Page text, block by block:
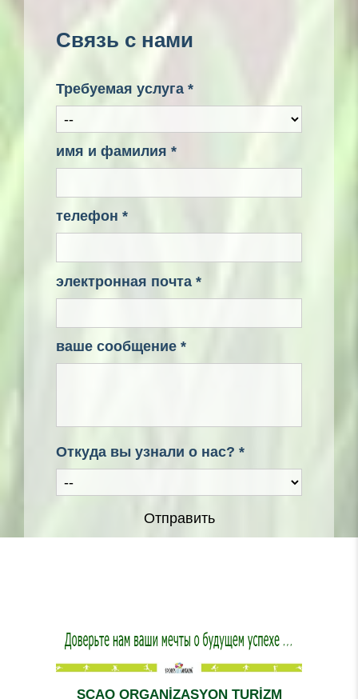
Связь с нами
Требуемая услуга *
имя и фамилия *
телефон *
электронная почта *
ваше сообщение *
Откуда вы узнали о нас? *
Отправить
SCAO ORGANİZASYON TURİZM